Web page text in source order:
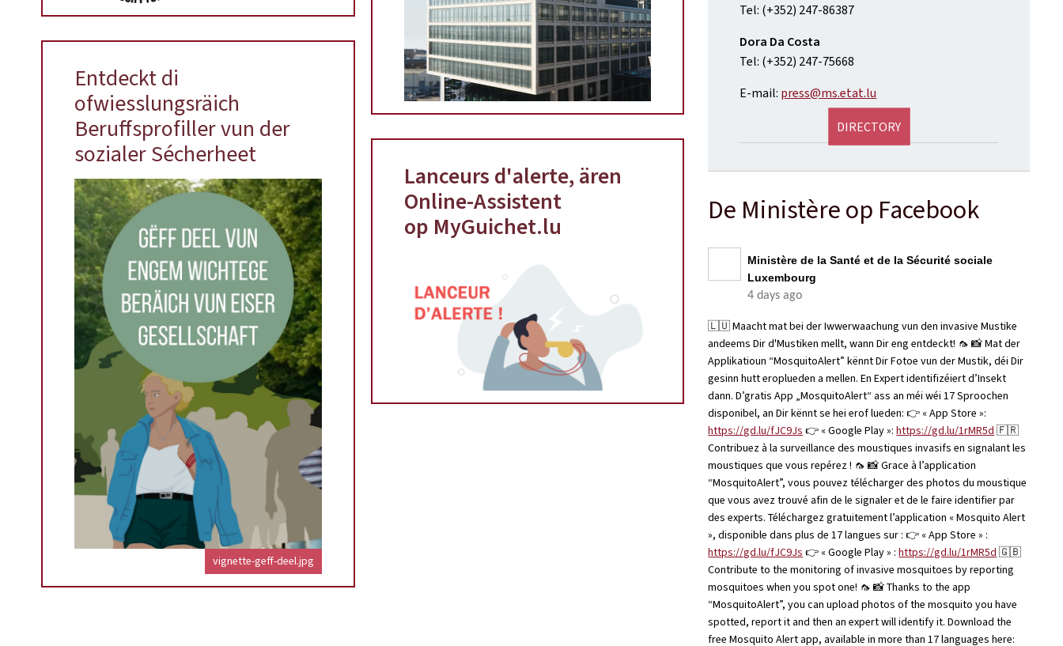
Entdeckt di
ofwiesslungsräich
Beruffsprofiller vun der
sozialer Sécherheet
vignette-geff-deel.jpg
Lanceurs d'alerte, ären
Online-Assistent
op MyGuichet.lu
Tel: (+352) 247-86387
Dora Da Costa
Tel: (+352) 247-75668
E-mail: press@ms.etat.lu
DIRECTORY
De Ministère op Facebook
Ministère de la Santé et de la Sécurité sociale
Luxembourg
4 days ago
🇱🇺 Maacht mat bei der Iwwerwaachung vun den invasive Mustike
andeems Dir d'Mustiken mellt, wann Dir eng entdeckt! 🦟 📸 Mat der
Applikatioun “MosquitoAlert” kënnt Dir Fotoe vun der Mustik, déi Dir
gesinn hutt eroplueden a mellen. En Expert identifizéiert d’Insekt
dann. D’gratis App „MosquitoAlert“ ass an méi wéi 17 Sproochen
disponibel, an Dir kënnt se hei erof lueden: 👉 « App Store »:
https://gd.lu/fJC9Js 👉 « Google Play »:https://gd.lu/1rMR5d 🇫🇷
Contribuez à la surveillance des moustiques invasifs en signalant les
moustiques que vous repérez ! 🦟 📸 Grace à l’application
“MosquitoAlert”, vous pouvez télécharger des photos du moustique
que vous avez trouvé afin de le signaler et de le faire identifier par
des experts. Téléchargez gratuitement l’application « Mosquito Alert
», disponible dans plus de 17 langues sur : 👉 « App Store » :
https://gd.lu/fJC9Js 👉 « Google Play » :https://gd.lu/1rMR5d 🇬🇧
Contribute to the monitoring of invasive mosquitoes by reporting
mosquitoes when you spot one! 🦟 📸 Thanks to the app
“MosquitoAlert”, you can upload photos of the mosquito you have
spotted, report it and then an expert will identify it. Download the
free Mosquito Alert app, available in more than 17 languages here: